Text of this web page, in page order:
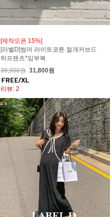
[제작오픈 15%]
[라벨D]썸머 라이트코튼 절개커브드
하프팬츠*임부복
39,900원 31,800원
리뷰: 2